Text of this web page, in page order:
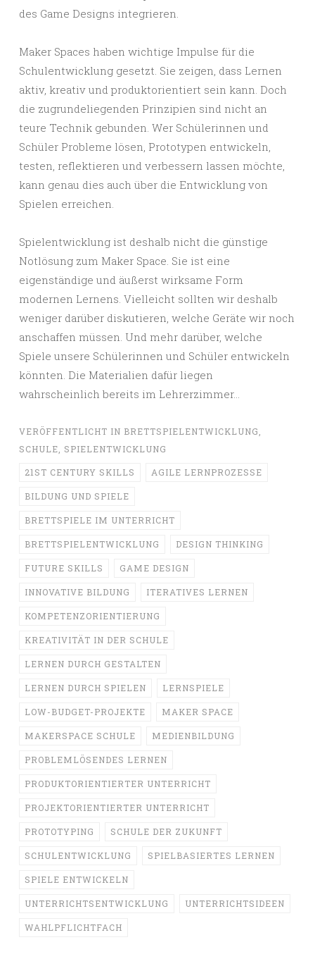
des Game Designs integrieren.
Maker Spaces haben wichtige Impulse für die
Schulentwicklung gesetzt. Sie zeigen, dass Lernen
aktiv, kreativ und produktorientiert sein kann. Doch
die zugrundeliegenden Prinzipien sind nicht an
teure Technik gebunden. Wer Schülerinnen und
Schüler Probleme lösen, Prototypen entwickeln,
testen, reflektieren und verbessern lassen möchte,
kann genau dies auch über die Entwicklung von
Spielen erreichen.
Spielentwicklung ist deshalb nicht die günstige
Notlösung zum Maker Space. Sie ist eine
eigenständige und äußerst wirksame Form
modernen Lernens. Vielleicht sollten wir deshalb
weniger darüber diskutieren, welche Geräte wir noch
anschaffen müssen. Und mehr darüber, welche
Spiele unsere Schülerinnen und Schüler entwickeln
könnten. Die Materialien dafür liegen
wahrscheinlich bereits im Lehrerzimmer…
VERÖFFENTLICHT IN BRETTSPIELENTWICKLUNG
SCHULE
SPIELENTWICKLUNG
21ST CENTURY SKILLS AGILE LERNPROZESSE
BILDUNG UND SPIELE
BRETTSPIELE IM UNTERRICHT
BRETTSPIELENTWICKLUNG DESIGN THINKING
FUTURE SKILLS GAME DESIGN
INNOVATIVE BILDUNG ITERATIVES LERNEN
KOMPETENZORIENTIERUNG
KREATIVITÄT IN DER SCHULE
LERNEN DURCH GESTALTEN
LERNEN DURCH SPIELEN LERNSPIELE
LOW-BUDGET-PROJEKTE MAKER SPACE
MAKERSPACE SCHULE MEDIENBILDUNG
PROBLEMLÖSENDES LERNEN
PRODUKTORIENTIERTER UNTERRICHT
PROJEKTORIENTIERTER UNTERRICHT
PROTOTYPING SCHULE DER ZUKUNFT
SCHULENTWICKLUNG SPIELBASIERTES LERNEN
SPIELE ENTWICKELN
UNTERRICHTSENTWICKLUNG UNTERRICHTSIDEEN
WAHLPFLICHTFACH